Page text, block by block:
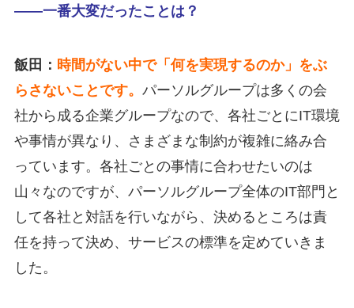
――一番大変だったことは？
飯田： 時間がない中で「何を実現するのか」をぶ
らさないことです。 パーソルグループは多くの会
社から成る企業グループなので、各社ごとにIT環境
や事情が異なり、さまざまな制約が複雑に絡み合
っています。各社ごとの事情に合わせたいのは
山々なのですが、パーソルグループ全体のIT部門と
して各社と対話を行いながら、決めるところは責
任を持って決め、サービスの標準を定めていきま
した。